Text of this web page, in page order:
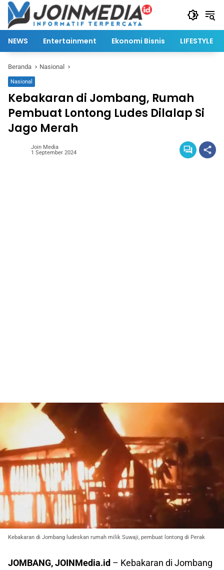
Langsung
konten
NEWS Entertainment Ekonomi Bisnis LIFESTYLE
Beranda Nasional
Nasional
Kebakaran di Jombang, Rumah
Pembuat Lontong Ludes Dilalap Si
Jago Merah
Join Media
1 September 2024
Kebakaran di Jombang ludeskan rumah milik Suwaji, pembuat lontong di Perak
JOMBANG, JOINMedia.id – Kebakaran di Jombang